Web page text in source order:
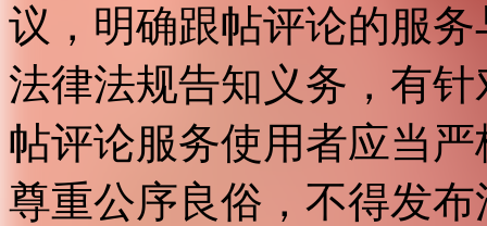
议，明确跟帖评论的服
法律法规告知义务，有
帖评论服务使用者应当
尊重公序良俗，不得发